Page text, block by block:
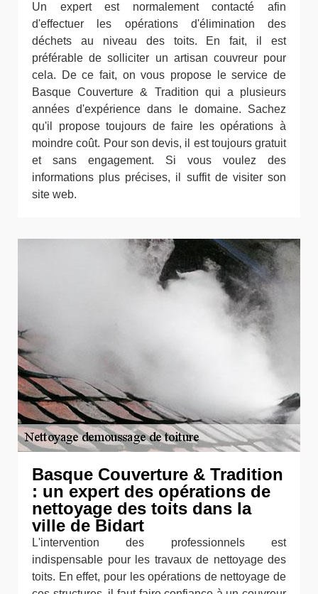
Un expert est normalement contacté afin
d'effectuer les opérations d'élimination des
déchets au niveau des toits. En fait, il est
préférable de solliciter un artisan couvreur pour
cela. De ce fait, on vous propose le service de
Basque Couverture & Tradition qui a plusieurs
années d'expérience dans le domaine. Sachez
qu'il propose toujours de faire les opérations à
moindre coût. Pour son devis, il est toujours gratuit
et sans engagement. Si vous voulez des
informations plus précises, il suffit de visiter son
site web.
Basque Couverture & Tradition
: un expert des opérations de
nettoyage des toits dans la
ville de Bidart
L'intervention des professionnels est
indispensable pour les travaux de nettoyage des
toits. En effet, pour les opérations de nettoyage de